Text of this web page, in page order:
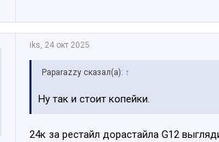
iks, 24 окт 2025
Paparazzy сказал(а): ↑
Ну так и стоит копейки.
24к за рестайл дорастайла G12